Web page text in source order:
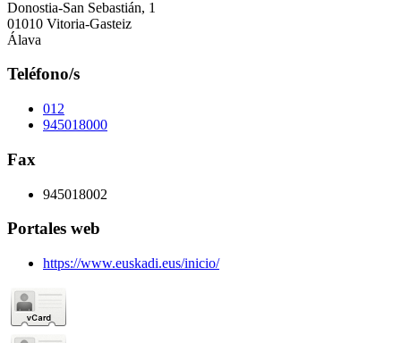
Donostia-San Sebastián, 1
01010 Vitoria-Gasteiz
Álava
Teléfono/s
012
945018000
Fax
945018002
Portales web
https://www.euskadi.eus/inicio/